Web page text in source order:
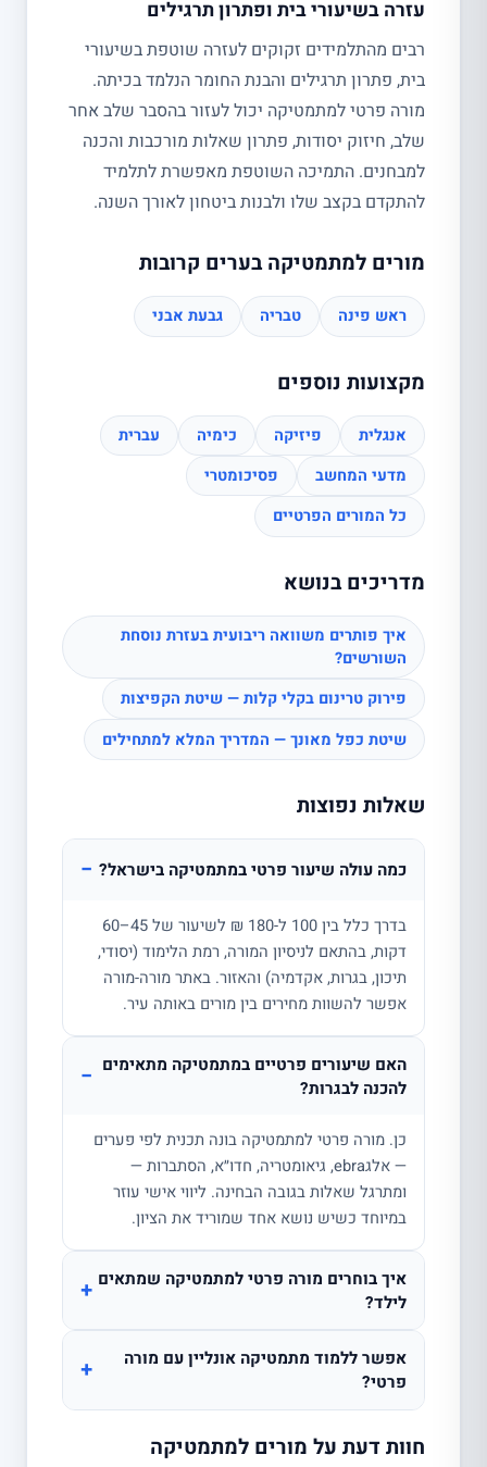
עזרה בשיעורי בית ופתרון תרגילים
רבים מהתלמידים זקוקים לעזרה שוטפת בשיעורי
בית, פתרון תרגילים והבנת החומר הנלמד בכיתה.
מורה פרטי למתמטיקה יכול לעזור בהסבר שלב אחר
שלב, חיזוק יסודות, פתרון שאלות מורכבות והכנה
למבחנים. התמיכה השוטפת מאפשרת לתלמיד
להתקדם בקצב שלו ולבנות ביטחון לאורך השנה.
מורים למתמטיקה בערים קרובות
ראש פינה טבריה גבעת אבני
מקצועות נוספים
אנגלית פיזיקה כימיה
עברית
מדעי המחשב
פסיכומטרי
כל המורים הפרטיים
מדריכים בנושא
איך פותרים משוואה ריבועית בעזרת נוסחת
השורשים?
פירוק טרינום בקלי קלות — שיטת הקפיצות
שיטת כפל מאונך — המדריך המלא למתחילים
שאלות נפוצות
כמה עולה שיעור פרטי במתמטיקה בישראל? −
בדרך כלל בין 100 ל-180 ₪ לשיעור של 45–60
דקות, בהתאם לניסיון המורה, רמת הלימוד (יסודי,
תיכון, בגרות, אקדמיה) והאזור. באתר מורה-מורה
אפשר להשוות מחירים בין מורים באותה עיר.
האם שיעורים פרטיים במתמטיקה מתאימים
להכנה לבגרות?
−
כן. מורה פרטי למתמטיקה בונה תכנית לפי פערים
— אלגebra, גיאומטריה, חדו״א, הסתברות —
ומתרגל שאלות בגובה הבחינה. ליווי אישי עוזר
במיוחד כשיש נושא אחד שמוריד את הציון.
איך בוחרים מורה פרטי למתמטיקה שמתאים
לילד?
+
אפשר ללמוד מתמטיקה אונליין עם מורה
פרטי?
+
חוות דעת על מורים למתמטיקה